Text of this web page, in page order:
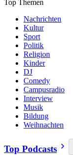
Top Themen
Nachrichten
Kultur
Sport
Politik
Religion
Kinder
DJ
Comedy
Campusradio
Interview
Musik
Bildung
Weihnachten
Top Podcasts